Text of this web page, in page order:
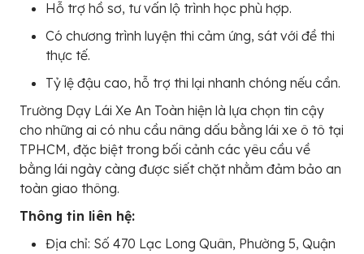
Hỗ trợ hồ sơ, tư vấn lộ trình học phù hợp.
Có chương trình luyện thi cảm ứng, sát với đề thi
thực tế.
Tỷ lệ đậu cao, hỗ trợ thi lại nhanh chóng nếu cần.
Trường Dạy Lái Xe An Toàn hiện là lựa chọn tin cậy
cho những ai có nhu cầu nâng dấu bằng lái xe ô tô tại
TPHCM, đặc biệt trong bối cảnh các yêu cầu về
bằng lái ngày càng được siết chặt nhằm đảm bảo an
toàn giao thông.
Thông tin liên hệ:
Địa chỉ: Số 470 Lạc Long Quân, Phường 5, Quận